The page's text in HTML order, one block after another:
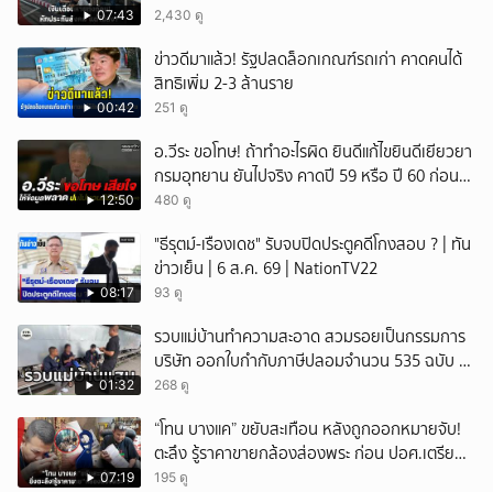
07:43
เดือนแต่ไม่ส่ง?
2,430 ดู
00:42
ข่าวดีมาแล้ว! รัฐปลดล็อกเกณฑ์รถเก่า คาดคนได้
สิทธิเพิ่ม 2-3 ล้านราย
251 ดู
12:50
อ.วีระ ขอโทษ! ถ้าทำอะไรผิด ยินดีแก้ไขยินดีเยียวยา
กรมอุทยาน ยันไปจริง คาดปี 59 หรือ ปี 60 ก่อน
ปิดให้พัก
480 ดู
08:17
"ธีรุตม์-เรืองเดช" รับจบปิดประตูคดีโกงสอบ ? | ทัน
ข่าวเย็น | 6 ส.ค. 69 | NationTV22
93 ดู
01:32
รวบแม่บ้านทำความสะอาด สวมรอยเป็นกรรมการ
บริษัท ออกใบกำกับภาษีปลอมจำนวน 535 ฉบับ รัฐ
เสียหายกว่า 129 ล้านบาท
268 ดู
07:19
“โทน บางแค” ขยับสะเทือน หลังถูกออกหมายจับ!
ตะลึง รู้ราคาขายกล้องส่องพระ ก่อน ปอศ.เตรียม
บุกรวบ?
195 ดู